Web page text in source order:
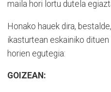
maila hori lortu dutela
Honako hauek dira,
ikasturtean eskainiko
horien egutegia:
GOIZEAN: